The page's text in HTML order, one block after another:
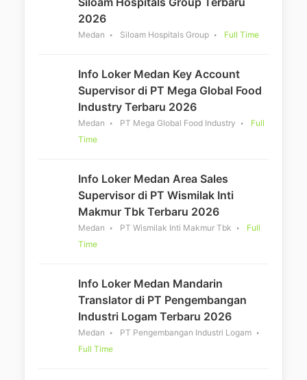
2026
Medan Siloam Hospitals Group Full Time
Info Loker Medan Key Account
Supervisor di PT Mega Global Food
Industry Terbaru 2026
Medan PT Mega Global Food Industry
Full
Time
Info Loker Medan Area Sales
Supervisor di PT Wismilak Inti
Makmur Tbk Terbaru 2026
Medan PT Wismilak Inti Makmur Tbk
Full
Time
Info Loker Medan Mandarin
Translator di PT Pengembangan
Industri Logam Terbaru 2026
Medan
PT Pengembangan Industri Logam
Full Time